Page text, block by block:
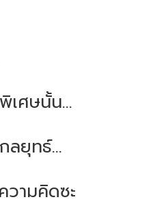
เศษนั้น...
ยุทธ์...
ามคิดซะ